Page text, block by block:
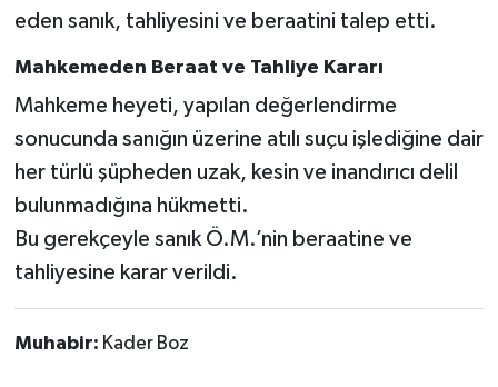
eden sanık, tahliyesini ve beraatini talep etti.
Mahkemeden Beraat ve Tahliye Kararı
Mahkeme heyeti, yapılan değerlendirme
sonucunda sanığın üzerine atılı suçu işlediğine dair
her türlü şüpheden uzak, kesin ve inandırıcı delil
bulunmadığına hükmetti.
Bu gerekçeyle sanık Ö.M.’nin beraatine ve
tahliyesine karar verildi.
Muhabir: Kader Boz